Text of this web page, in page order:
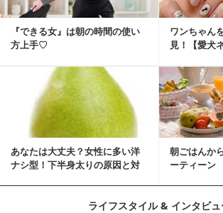
『できる女』は朝の時間の使い
方上手♡
ワンちゃん
見！【愛犬
あなたは大丈夫？女性に多い洋
ナシ型！下半身太りの原因と対
朝ごはんか
ーティーン
ライフスタイル & インタビュ